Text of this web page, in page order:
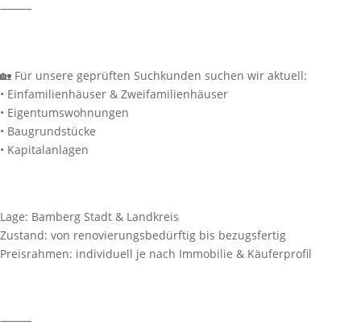
⸻
🏡 Für unsere geprüften Suchkunden suchen wir aktuell:
• Einfamilienhäuser & Zweifamilienhäuser
• Eigentumswohnungen
• Baugrundstücke
• Kapitalanlagen
Lage: Bamberg Stadt & Landkreis
Zustand: von renovierungsbedürftig bis bezugsfertig
Preisrahmen: individuell je nach Immobilie & Käuferprofil
⸻